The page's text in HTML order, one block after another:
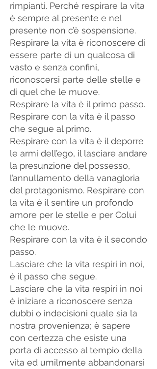
rimpianti. Perché respirare la vita
è sempre al presente e nel
presente non c’è sospensione.
Respirare la vita è riconoscere di
essere parte di un qualcosa di
vasto e senza confini,
riconoscersi parte delle stelle e
di quel che le muove.
Respirare la vita è il primo passo.
Respirare con la vita è il passo
che segue al primo.
Respirare con la vita è il deporre
le armi dell’ego, il lasciare andare
la presunzione del possesso,
l’annullamento della vanagloria
del protagonismo. Respirare con
la vita è il sentire un profondo
amore per le stelle e per Colui
che le muove.
Respirare con la vita è il secondo
passo.
Lasciare che la vita respiri in noi,
è il passo che segue.
Lasciare che la vita respiri in noi
è iniziare a riconoscere senza
dubbi o indecisioni quale sia la
nostra provenienza; è sapere
con certezza che esiste una
porta di accesso al tempio della
vita ed umilmente abbandonarsi